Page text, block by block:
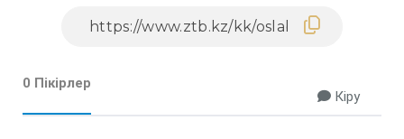
0 Пікірлер
Кіру